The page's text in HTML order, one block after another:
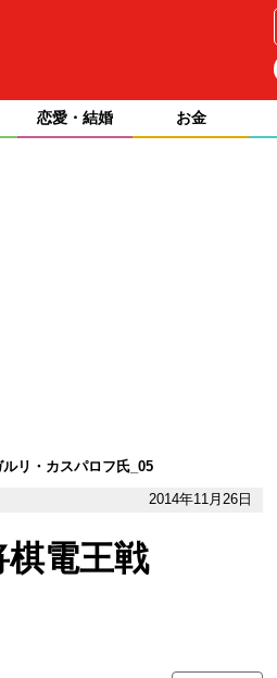
恋愛・結婚 お金
ルリ・カスパロフ氏_05
2014年11月26日
電王戦